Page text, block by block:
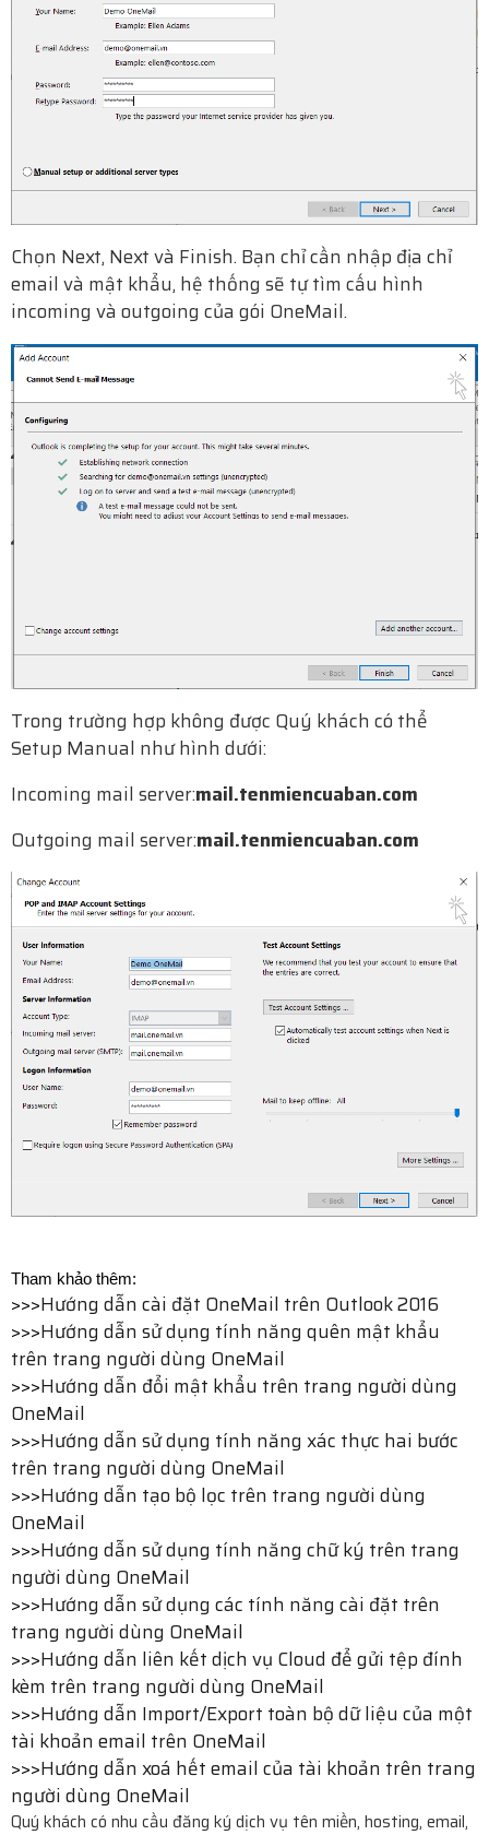
Chọn Next, Next và Finish. Bạn chỉ cần nhập địa chỉ
email và mật khẩu, hệ thống sẽ tự tìm cấu hình
incoming và outgoing của gói OneMail.
Trong trường hợp không được Quý khách có thể
Setup Manual như hình dưới:
Incoming mail server:mail.tenmiencuaban.com
Outgoing mail server:mail.tenmiencuaban.com
Tham khảo thêm:
>>>Hướng dẫn cài đặt OneMail trên Outlook 2016
>>>Hướng dẫn sử dụng tính năng quên mật khẩu
trên trang người dùng OneMail
>>>Hướng dẫn đổi mật khẩu trên trang người dùng
OneMail
>>>Hướng dẫn sử dụng tính năng xác thực hai bước
trên trang người dùng OneMail
>>>Hướng dẫn tạo bộ lọc trên trang người dùng
OneMail
>>>Hướng dẫn sử dụng tính năng chữ ký trên trang
người dùng OneMail
>>>Hướng dẫn sử dụng các tính năng cài đặt trên
trang người dùng OneMail
>>>Hướng dẫn liên kết dịch vụ Cloud để gửi tệp đính
kèm trên trang người dùng OneMail
>>>Hướng dẫn Import/Export toàn bộ dữ liệu của một
tài khoản email trên OneMail
>>>Hướng dẫn xoá hết email của tài khoản trên trang
người dùng OneMail
Quý khách có nhu cầu đăng ký dịch vụ tên miền, hosting, email,